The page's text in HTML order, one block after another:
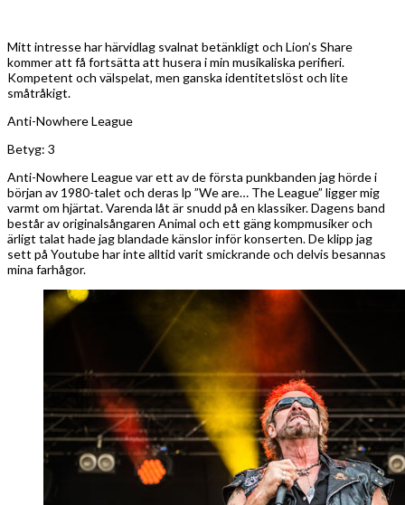
Mitt intresse har härvidlag svalnat betänkligt och Lion’s Share
kommer att få fortsätta att husera i min musikaliska perifieri.
Kompetent och välspelat, men ganska identitetslöst och lite
småtråkigt.
Anti-Nowhere League
Betyg: 3
Anti-Nowhere League var ett av de första punkbanden jag hörde i
början av 1980-talet och deras lp ”We are… The League” ligger mig
varmt om hjärtat. Varenda låt är snudd på en klassiker. Dagens band
består av originalsångaren Animal och ett gäng kompmusiker och
ärligt talat hade jag blandade känslor inför konserten. De klipp jag
sett på Youtube har inte alltid varit smickrande och delvis besannas
mina farhågor.